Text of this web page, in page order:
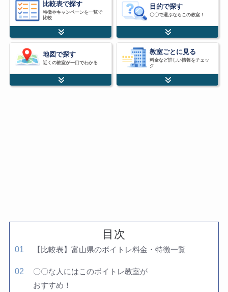
比較表で探す
特徴やキャンペーンを一覧で
比較
目的で探す
〇〇で選ぶならこの教室！
地図で探す
近くの教室が一目でわかる
教室ごとに見る
料金など詳しい情報をチェッ
ク
目次
【比較表】富山県のボイトレ料金・特徴一覧
〇〇な人にはこのボイトレ教室が
おすすめ！